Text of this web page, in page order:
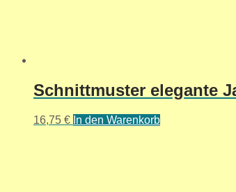
Schnittmuster elegante
16,75 € In den Warenkorb